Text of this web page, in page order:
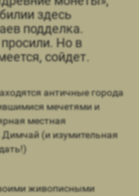
здесь
подделка.
Но в
сойдет.
античные города
мечетями и
местная
Димчай (и изумительная
живописными